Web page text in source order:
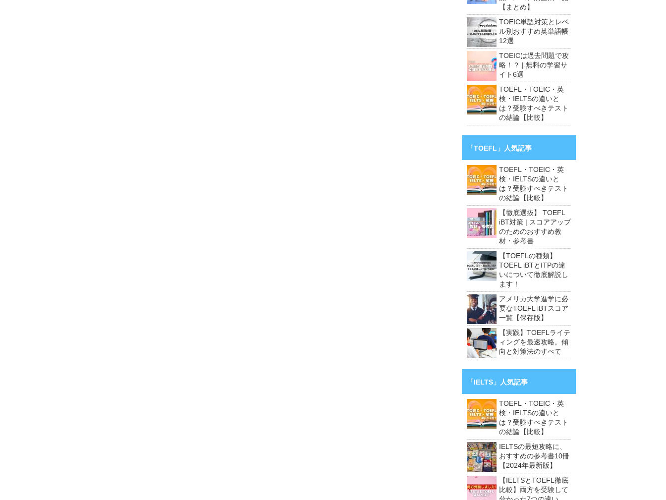
【まとめ】
TOEIC単語対策とレベ
ル別おすすめ英単語帳
12選
TOEICは過去問題で攻
略！？ | 無料の学習サ
イト6選
TOEFL・TOEIC・英
検・IELTSの違いと
は？受験すべきテスト
の結論【比較】
「TOEFL」人気記事
TOEFL・TOEIC・英
検・IELTSの違いと
は？受験すべきテスト
の結論【比較】
【徹底選抜】 TOEFL
iBT対策 | スコアアップ
のためのおすすめ教
材・参考書
【TOEFLの種類】
TOEFL iBTとITPの違
いについて徹底解説し
ます！
アメリカ大学進学に必
要なTOEFL iBTスコア
一覧【保存版】
【実践】TOEFLライテ
ィングを最速攻略。傾
向と対策法のすべて
「IELTS」人気記事
TOEFL・TOEIC・英
検・IELTSの違いと
は？受験すべきテスト
の結論【比較】
IELTSの最短攻略に、
おすすめの参考書10冊
【2024年最新版】
【IELTSとTOEFL徹底
比較】両方を受験して